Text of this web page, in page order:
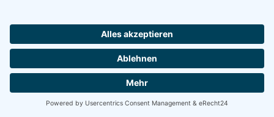
Kontaktformular
Wenn Sie uns per Kontaktformular
Anfragen zukommen lassen, werden Ihre
Angaben aus dem Anfrageformular
inklusive der von Ihnen dort angegebenen
Kontaktdaten zwecks Bearbeitung der